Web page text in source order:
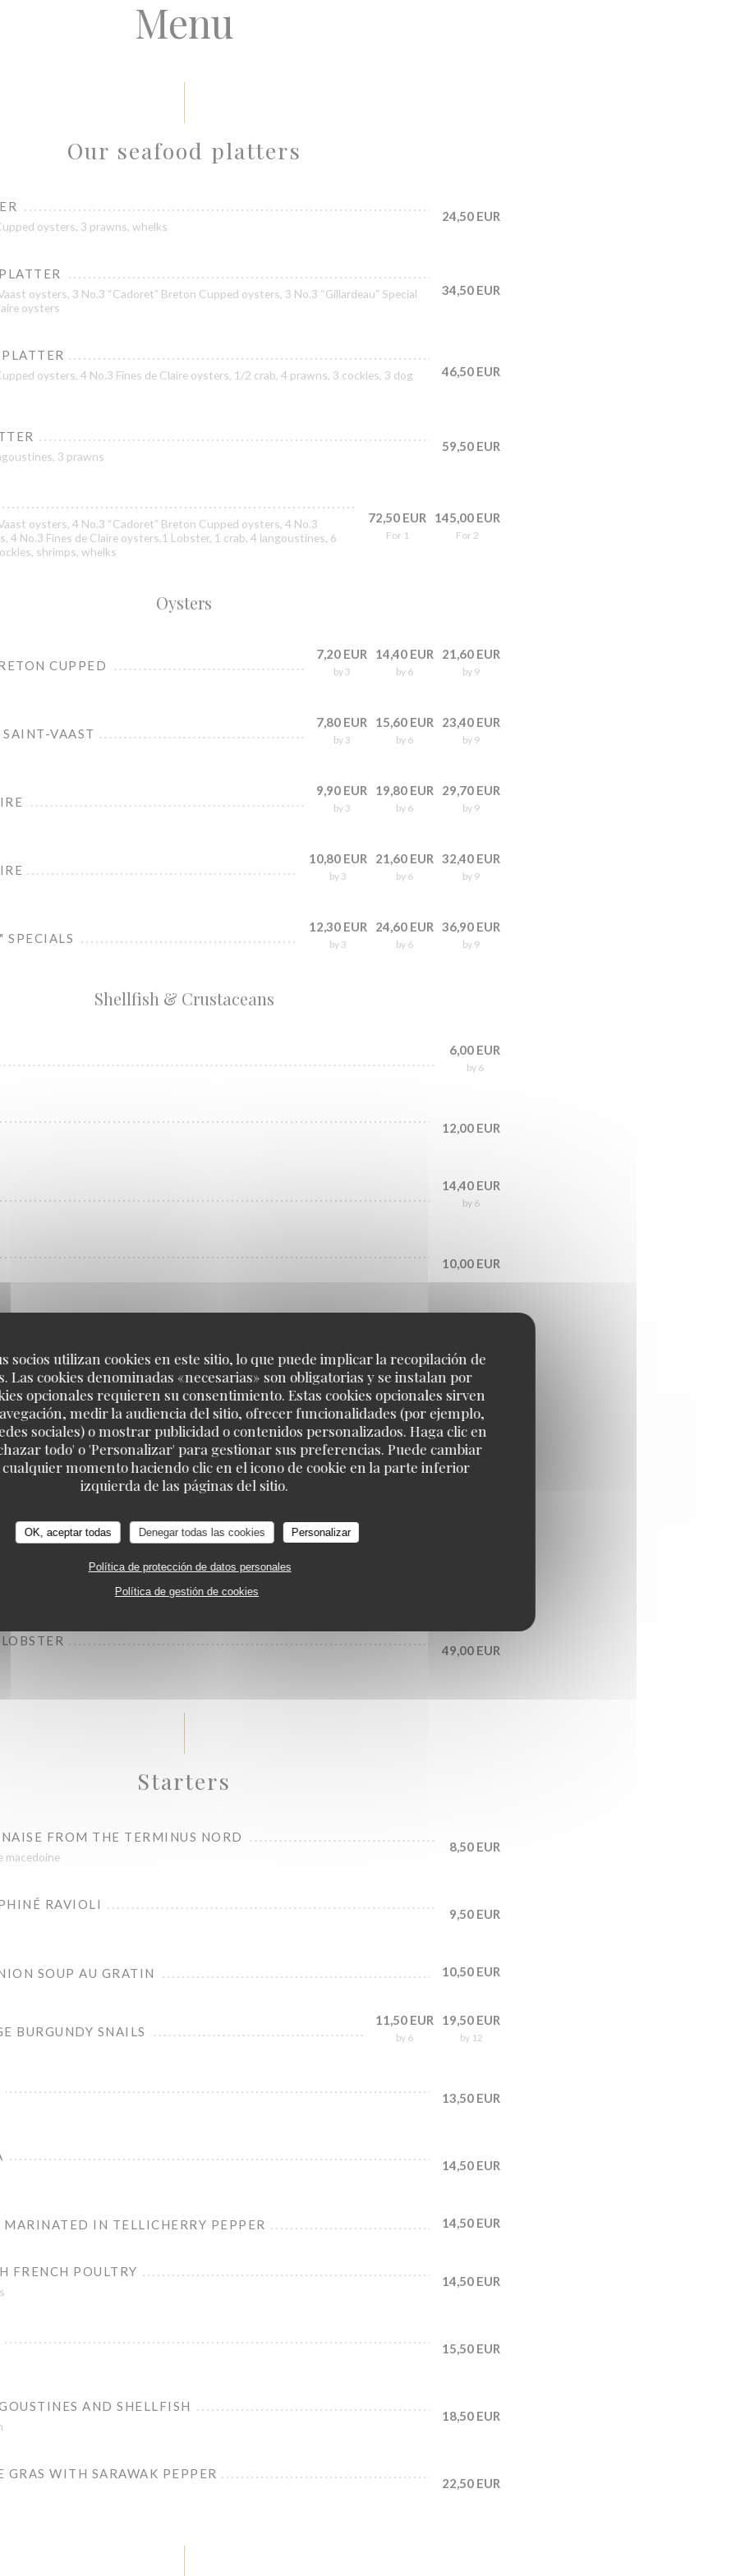
socios utilizan cookies en este sitio, lo que puede implicar la recopilación de
Las cookies denominadas «necesarias» son obligatorias y se instalan por
opcionales requieren su consentimiento. Estas cookies opcionales sirven
medir la audiencia del sitio, ofrecer funcionalidades (por ejemplo,
sociales) o mostrar publicidad o contenidos personalizados. Haga clic en
todo' o 'Personalizar' para gestionar sus preferencias. Puede cambiar
cualquier momento haciendo clic en el icono de cookie en la parte inferior
izquierda de las páginas del sitio.
OK, aceptar todas Denegar todas las cookies Personalizar
Política de protección de datos personales
Política de gestión de cookies
Menu
Our seafood platters
oysters, 3 prawns, whelks
24,50 EUR
oysters, 3 No.3 “Cadoret” Breton Cupped oysters, 3 No.3 “Gillardeau” Special
oysters
34,50 EUR
oysters, 4 No.3 Fines de Claire oysters, 1/2 crab, 4 prawns, 3 cockles, 3 dog
46,50 EUR
3 prawns
59,50 EUR
oysters, 4 No.3 “Cadoret” Breton Cupped oysters, 4 No.3
4 No.3 Fines de Claire oysters,1 Lobster, 1 crab, 4 langoustines, 6
shrimps, whelks
72,50 EUR
For 1
145,00 EUR
For 2
Oysters
CUPPED
7,20 EUR
by 3
14,40 EUR
by 6
21,60 EUR
by 9
VAAST
7,80 EUR
by 3
15,60 EUR
by 6
23,40 EUR
by 9
9,90 EUR
by 3
19,80 EUR
by 6
29,70 EUR
by 9
10,80 EUR
by 3
21,60 EUR
by 6
32,40 EUR
by 9
SPECIALS
12,30 EUR
by 3
24,60 EUR
by 6
36,90 EUR
by 9
Shellfish & Crustaceans
6,00 EUR
by 6
12,00 EUR
14,40 EUR
by 6
10,00 EUR
31,50 EUR
by 5
12,00 EUR
49,00 EUR
Starters
FROM THE TERMINUS NORD
macedoine
8,50 EUR
RAVIOLI
9,50 EUR
SOUP AU GRATIN 10,50 EUR
BURGUNDY SNAILS
11,50 EUR
by 6
19,50 EUR
by 12
13,50 EUR
14,50 EUR
IN TELLICHERRY PEPPER 14,50 EUR
FRENCH POULTRY
14,50 EUR
15,50 EUR
AND SHELLFISH
18,50 EUR
GRAS WITH SARAWAK PEPPER
22,50 EUR